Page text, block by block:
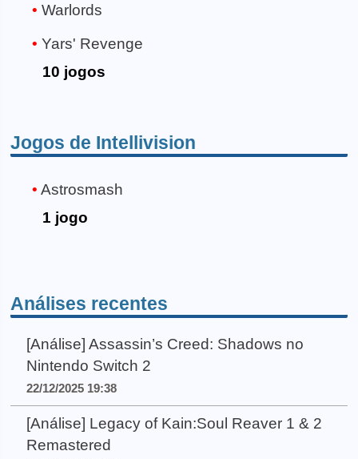
Warlords
Yars' Revenge
10 jogos
Jogos de Intellivision
Astrosmash
1 jogo
Análises recentes
[Análise] Assassin’s Creed: Shadows no
Nintendo Switch 2
22/12/2025 19:38
[Análise] Legacy of Kain:Soul Reaver 1 & 2
Remastered